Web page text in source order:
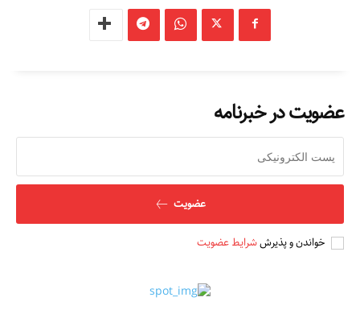
عضویت در خبرنامه
عضویت
خواندن و پذیرششرایط عضویت